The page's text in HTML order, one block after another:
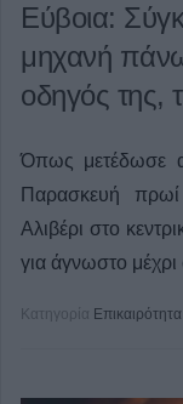
Εύβοια:
μηχανή
οδηγός της,
Όπως μετέδωσε
Παρασκευή
Αλιβέρι στο
για άγνωστο μέχρι
Κατηγορία Επικαιρότητα